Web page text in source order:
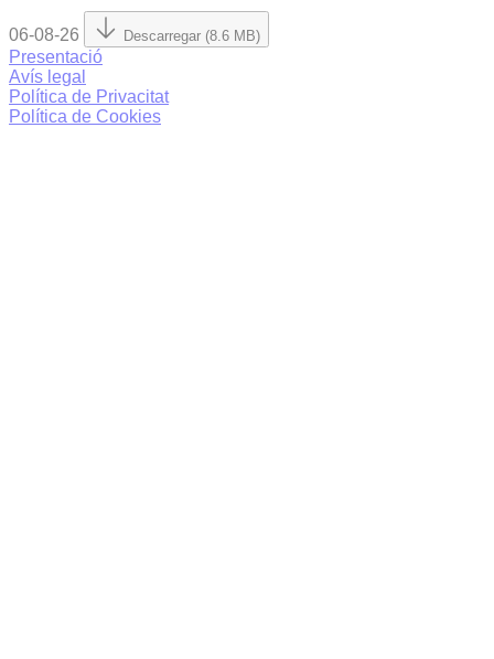
06-08-26 Descarregar (8.6 MB)
Presentació
Avís legal
Política de Privacitat
Política de Cookies